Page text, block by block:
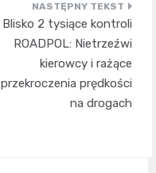
Blisko 2 tysiące kontroli
ROADPOL: Nietrzeźwi
kierowcy i rażące
przekroczenia prędkości
na drogach